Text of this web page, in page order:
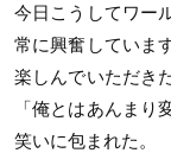
今日こうしてワー
常に興奮していま
楽しんでいただき
「俺とはあんま
笑いに包まれた。